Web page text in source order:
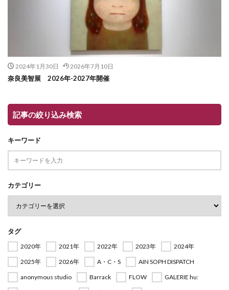
2024年1月30日 2026年7月10日
奈良美智展 2026年-2027年開催
記事の絞り込み検索
キーワード
カテゴリー
タグ
2020年 2021年 2022年 2023年
2024年
2025年
2026年 A・C・S
AIN SOPH DISPATCH
anonymous studio
Barrack FLOW
GALERIE hu: